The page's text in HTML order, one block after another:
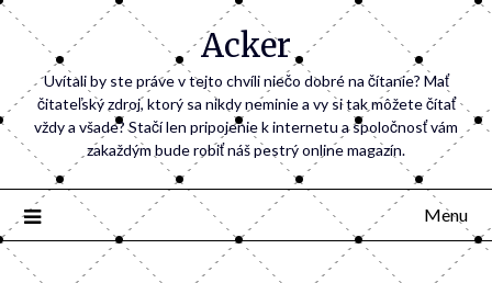
Acker
Uvítali by ste práve v tejto chvíli niečo dobré na čítanie? Mať
čitateľský zdroj, ktorý sa nikdy neminie a vy si tak môžete čítať
vždy a všade? Stačí len pripojenie k internetu a spoločnosť vám
zakaždým bude robiť náš pestrý online magazín.
Menu